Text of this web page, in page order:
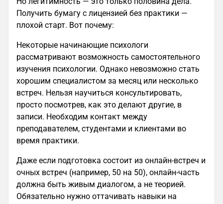
Получить бумагу с лицензией без практики —
плохой старт. Вот почему:
Некоторые начинающие психологи
рассматривают возможность самостоятельного
изучения психологии. Однако невозможно стать
хорошим специалистом за месяц или несколько
встреч. Нельзя научиться консультировать,
просто посмотрев, как это делают другие, в
записи. Необходим контакт между
преподавателем, студентами и клиентами во
время практики.
Даже если подготовка состоит из онлайн-встреч и
очных встреч (например, 50 на 50), онлайн-часть
должна быть живым диалогом, а не теорией.
Обязательно нужно оттачивать навыки на